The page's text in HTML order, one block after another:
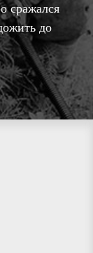
сражался
до